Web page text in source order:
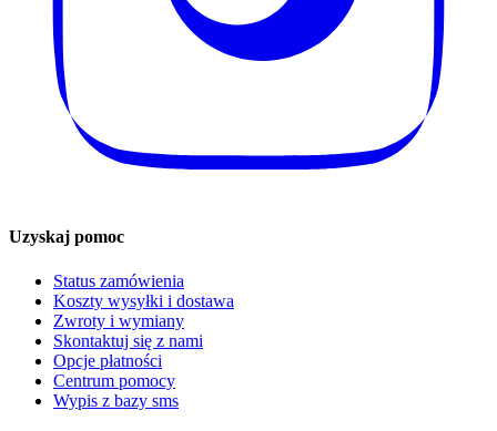
Uzyskaj pomoc
Status zamówienia
Koszty wysyłki i dostawa
Zwroty i wymiany
Skontaktuj się z nami
Opcje płatności
Centrum pomocy
Wypis z bazy sms